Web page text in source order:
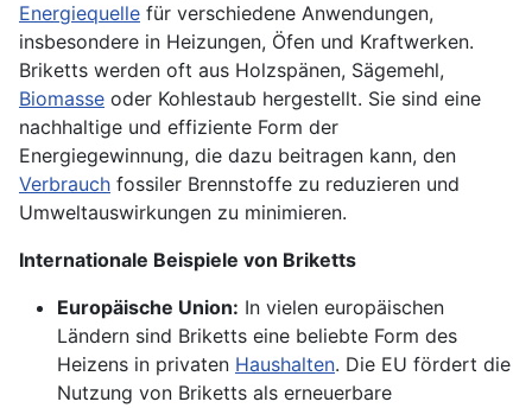
Energiequelle für verschiedene Anwendungen,
insbesondere in Heizungen, Öfen und Kraftwerken.
Briketts werden oft aus Holzspänen, Sägemehl,
Biomasse oder Kohlestaub hergestellt. Sie sind eine
nachhaltige und effiziente Form der
Energiegewinnung, die dazu beitragen kann, den
Verbrauch fossiler Brennstoffe zu reduzieren und
Umweltauswirkungen zu minimieren.
Internationale Beispiele von Briketts
Europäische Union: In vielen europäischen
Ländern sind Briketts eine beliebte Form des
Heizens in privaten Haushalten. Die EU fördert die
Nutzung von Briketts als erneuerbare